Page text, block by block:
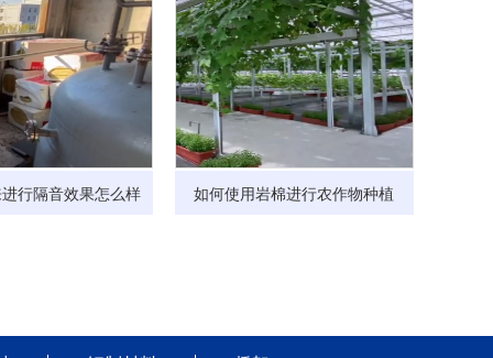
行隔音效果怎么样 如何使用岩棉进行农作物种植